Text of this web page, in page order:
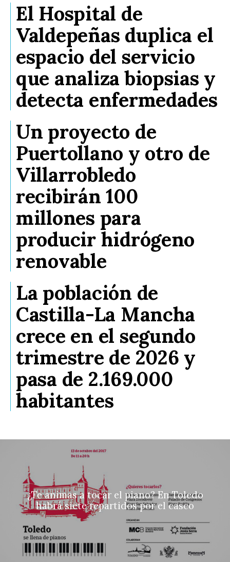
El Hospital de
Valdepeñas duplica el
espacio del servicio
que analiza biopsias y
detecta enfermedades
Un proyecto de
Puertollano y otro de
Villarrobledo
recibirán 100
millones para
producir hidrógeno
renovable
La población de
Castilla-La Mancha
crece en el segundo
trimestre de 2026 y
pasa de 2.169.000
habitantes
¿Te animas a tocar el piano? En Toledo
habrá siete repartidos por el casco